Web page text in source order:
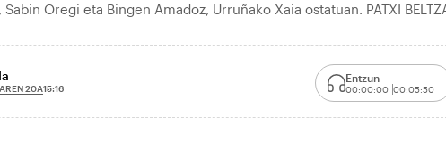
Oregi eta Bingen Amadoz, Urruñako Xaia ostatuan. PATXI
20A15:16
Entzun
00:00:00 00:05:50